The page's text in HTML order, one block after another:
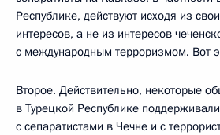
Республике, действуют исходя из
интересов, а не из интересов
с международным терроризмом. Вот
Второе. Действительно, некоторые
в Турецкой Республике
с сепаратистами в Чечне и с